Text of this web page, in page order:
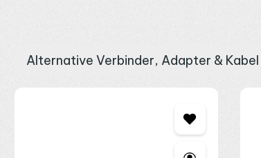
Alternative Verbinder, Adapter & Kabel